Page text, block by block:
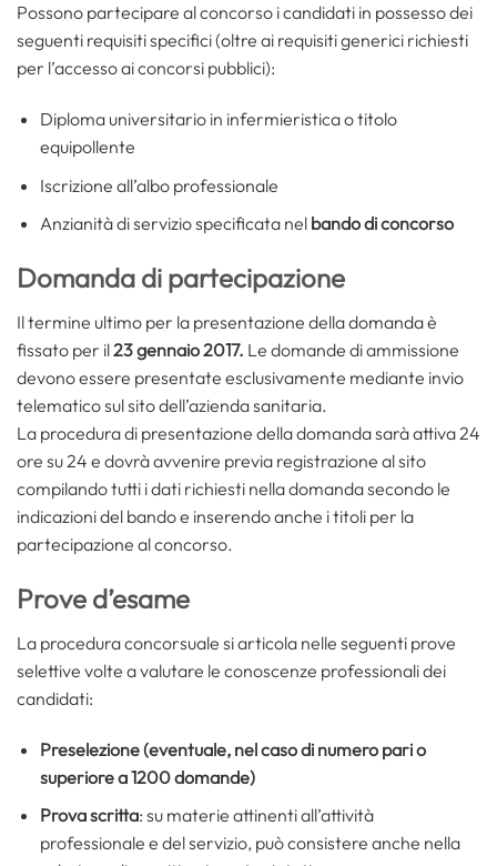
Possono partecipare al concorso i candidati in possesso dei
seguenti requisiti specifici (oltre ai requisiti generici richiesti
per l’accesso ai concorsi pubblici):
Diploma universitario in infermieristica o titolo
equipollente
Iscrizione all’albo professionale
Anzianità di servizio specificata nel bando di concorso
Domanda di partecipazione
Il termine ultimo per la presentazione della domanda è
fissato per il23 gennaio 2017. Le domande di ammissione
devono essere presentate esclusivamente mediante invio
telematico sul sito dell’azienda sanitaria.
La procedura di presentazione della domanda sarà attiva 24
ore su 24 e dovrà avvenire previa registrazione al sito
compilando tutti i dati richiesti nella domanda secondo le
indicazioni del bando e inserendo anche i titoli per la
partecipazione al concorso.
Prove d’esame
La procedura concorsuale si articola nelle seguenti prove
selettive volte a valutare le conoscenze professionali dei
candidati:
Preselezione(eventuale, nel caso di numero pari o
superiore a 1200 domande)
Prova scritta: su materie attinenti all’attività
professionale e del servizio, può consistere anche nella